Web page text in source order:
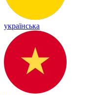
українська